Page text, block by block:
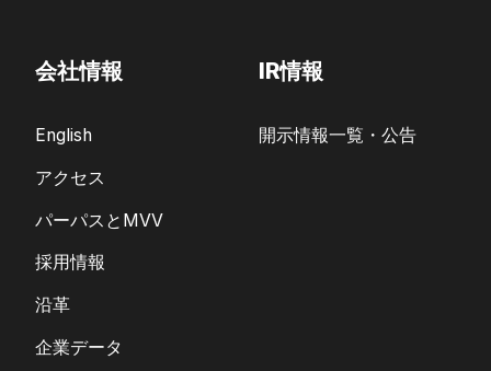
会社情報
English
アクセス
パーパスとMVV
採用情報
沿革
企業データ
IR情報
開示情報一覧・公告